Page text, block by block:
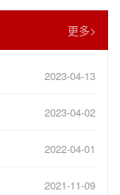
更多>
2023-04-13
2023-04-02
2022-04-01
2021-11-09